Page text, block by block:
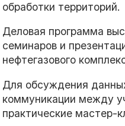
обработки территорий.
Деловая программа
семинаров и
нефтегазового
Для обсуждения
коммуникации между
практические мастер-